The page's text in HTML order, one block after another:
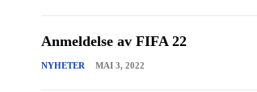
Anmeldelse av FIFA 22
NYHETER MAI 3, 2022